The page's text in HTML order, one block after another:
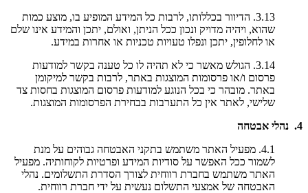
3.13. הדיוור בכללותו, לרבות כל המידע המופיע בו, מוצע כמות
שהוא, ויהיה מדויק ונכון ככל הניתן, ואולם, יתכן והמידע אינו שלם
או לחלופין, יתכן ונפלו טעויות טכניות או אחרות במידע.
3.14. הגולש מאשר כי לא תהיה לו כל טענה בקשר למודעות
פרסום ו/או פרסומות המוצגות באתר, לרבות בקשר למיקומן
באתר. מובהר כי בכל הנוגע למודעות פרסום המוצגות בחסות צד
שלישי, לאתר אין כל התערבות בבחירת הפרסומות המוצגות.
4. נהלי אבטחה
4.1. מפעיל האתר משתמש בתקני האבטחה גבוהים על מנת
לשמור ככל האפשר על סודיות המידע ופרטיות לקוחותיה. מפעיל
האתר משתמש בחברת רווחית לצורך הסדרת התשלומים. נהלי
האבטחה של אמצעי התשלום נעשית על ידי חברת רווחית.